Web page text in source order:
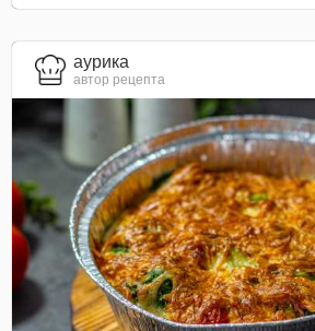
aурика
автор рецепта